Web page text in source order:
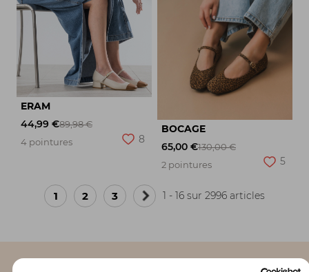
ERAM
44,99 €89,98 €
4 pointures
8
BOCAGE
65,00 €130,00 €
2 pointures
5
1 2 3
Page
1 - 16 sur 2996 articles